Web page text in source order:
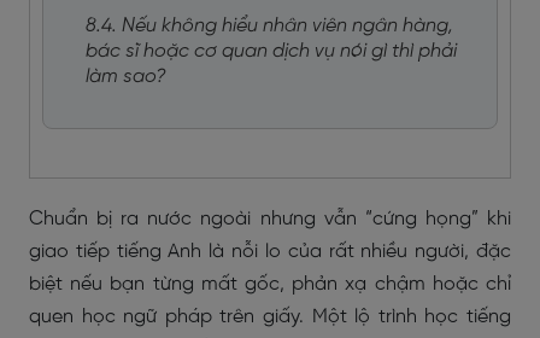
8.4. Nếu không hiểu nhân viên ngân hàng,
bác sĩ hoặc cơ quan dịch vụ nói gì thì phải
làm sao?
Chuẩn bị ra nước ngoài nhưng vẫn “cứng họng” khi
giao tiếp tiếng Anh là nỗi lo của rất nhiều người, đặc
biệt nếu bạn từng mất gốc, phản xạ chậm hoặc chỉ
quen học ngữ pháp trên giấy. Một lộ trình học tiếng